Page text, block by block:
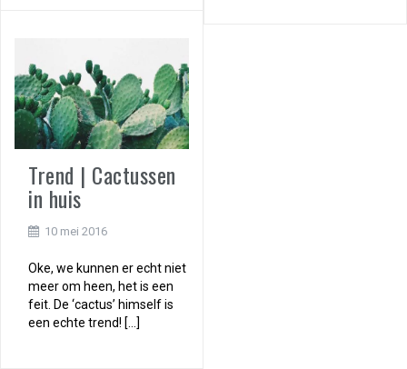
Trend | Cactussen
in huis
10 mei 2016
Oke, we kunnen er echt niet
meer om heen, het is een
feit. De ‘cactus’ himself is
een echte trend! […]